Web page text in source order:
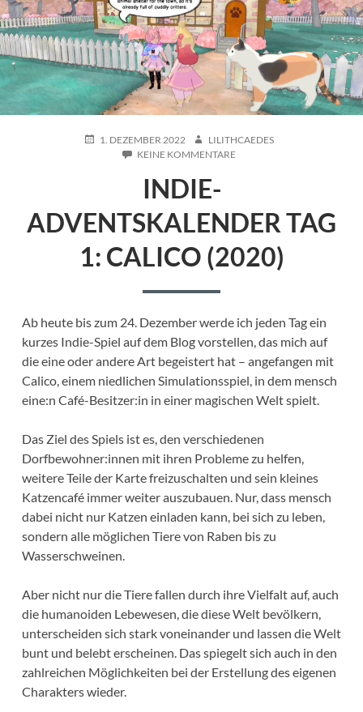
POSTED
1. DEZEMBER 2022 AUTHOR
LILITHCAEDES
KEINE KOMMENTAREZU
1:
CALICO
INDIE-
ADVENTSKALENDER TAG
1: CALICO (2020)
Ab heute bis zum 24. Dezember werde ich jeden Tag ein
kurzes Indie-Spiel auf dem Blog vorstellen, das mich auf
die eine oder andere Art begeistert hat – angefangen mit
Calico, einem niedlichen Simulationsspiel, in dem mensch
eine:n Café-Besitzer:in in einer magischen Welt spielt.
Das Ziel des Spiels ist es, den verschiedenen
Dorfbewohner:innen mit ihren Probleme zu helfen,
weitere Teile der Karte freizuschalten und sein kleines
Katzencafé immer weiter auszubauen. Nur, dass mensch
dabei nicht nur Katzen einladen kann, bei sich zu leben,
sondern alle möglichen Tiere von Raben bis zu
Wasserschweinen.
Aber nicht nur die Tiere fallen durch ihre Vielfalt auf, auch
die humanoiden Lebewesen, die diese Welt bevölkern,
unterscheiden sich stark voneinander und lassen die Welt
bunt und belebt erscheinen. Das spiegelt sich auch in den
zahlreichen Möglichkeiten bei der Erstellung des eigenen
Charakters wieder.